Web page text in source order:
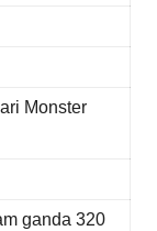
Monster
ganda 320